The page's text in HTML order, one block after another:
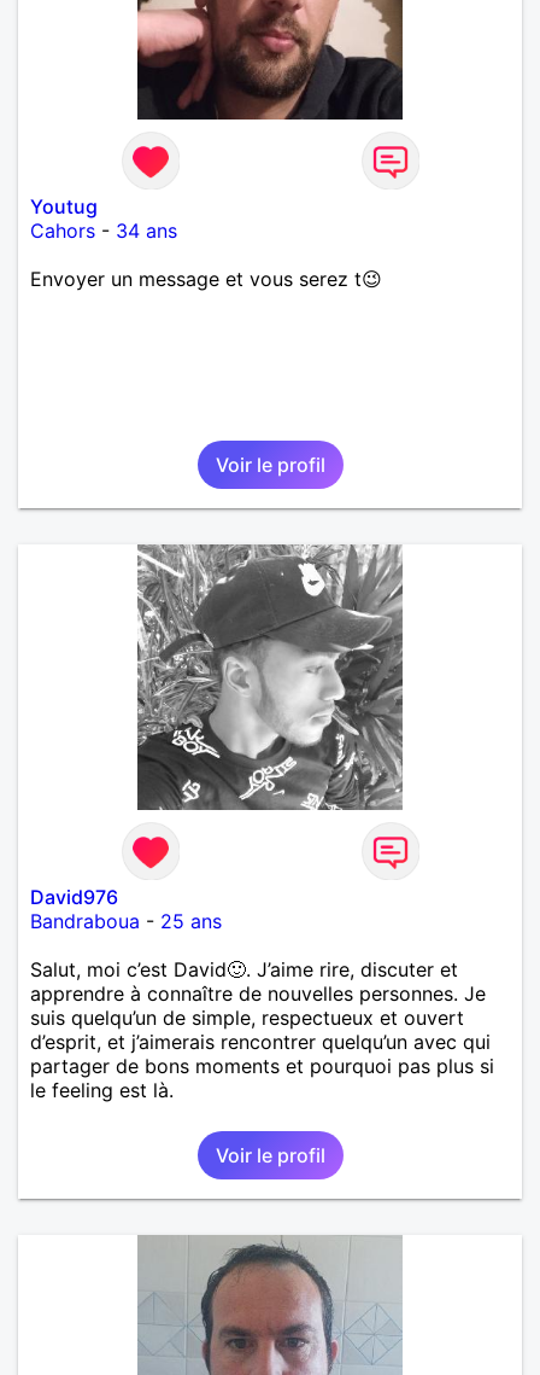
Youtug
Cahors - 34 ans
Envoyer un message et vous serez t😉
Voir le profil
David976
Bandraboua - 25 ans
Salut, moi c’est David🙂. J’aime rire, discuter et
apprendre à connaître de nouvelles personnes. Je
suis quelqu’un de simple, respectueux et ouvert
d’esprit, et j’aimerais rencontrer quelqu’un avec qui
partager de bons moments et pourquoi pas plus si
le feeling est là.
Voir le profil